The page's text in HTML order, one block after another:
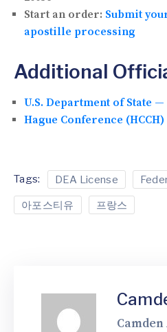
Start an order: Submit
apostille processing
Additional
U.S. Department of State
Hague Conference
Tags: DEA License
아포스티유 프랑스